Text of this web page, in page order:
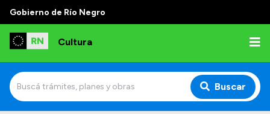
Gobierno de Río Negro
Cultura
Buscar